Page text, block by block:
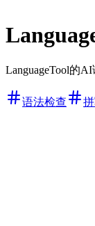
LanguageTool的
语法检查